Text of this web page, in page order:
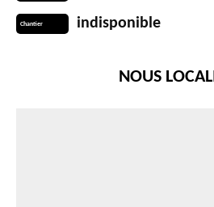
Chantier indisponible
NOUS